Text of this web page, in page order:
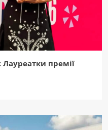
премії